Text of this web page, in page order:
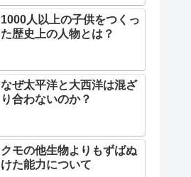
1000人以上の子供をつくっ
た歴史上の人物とは？
なぜ太平洋と大西洋は混ざ
り合わないのか？
クモの他生物よりもずばぬ
けた能力について